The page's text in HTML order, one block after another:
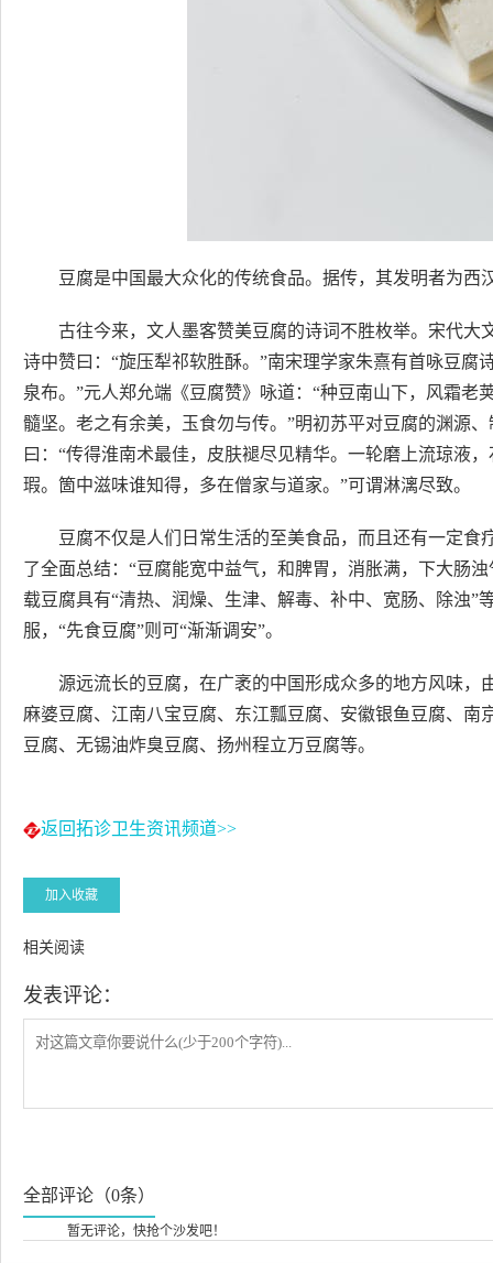
豆腐是中国最大众化的传统食品。据传，其发明者为
古往今来，文人墨客赞美豆腐的诗词不胜枚举。宋代大
诗中赞曰：“旋压犁祁软胜酥。”南宋理学家朱熹有首咏豆腐
泉布。”元人郑允端《豆腐赞》咏道：“种豆南山下，风霜
髓坚。老之有余美，玉食勿与传。”明初苏平对豆腐的渊源
曰：“传得淮南术最佳，皮肤褪尽见精华。一轮磨上流琼液
瑕。箇中滋味谁知得，多在僧家与道家。”可谓淋漓尽致。
豆腐不仅是人们日常生活的至美食品，而且还有一定
了全面总结：“豆腐能宽中益气，和脾胃，消胀满，下大肠
载豆腐具有“清热、润燥、生津、解毒、补中、宽肠、除浊
服，“先食豆腐”则可“渐渐调安”。
源远流长的豆腐，在广袤的中国形成众多的地方风味
麻婆豆腐、江南八宝豆腐、东江瓢豆腐、安徽银鱼豆腐、
豆腐、无锡油炸臭豆腐、扬州程立万豆腐等。
返回拓诊卫生资讯频道>>
加入收藏
相关阅读
发表评论：
全部评论（0条）
暂无评论，快抢个沙发吧！